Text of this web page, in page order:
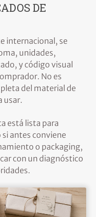
DE
internacional, se
unidades,
y código visual
No es
del material de
usar.
está lista para
antes conviene
o packaging,
con un diagnóstico